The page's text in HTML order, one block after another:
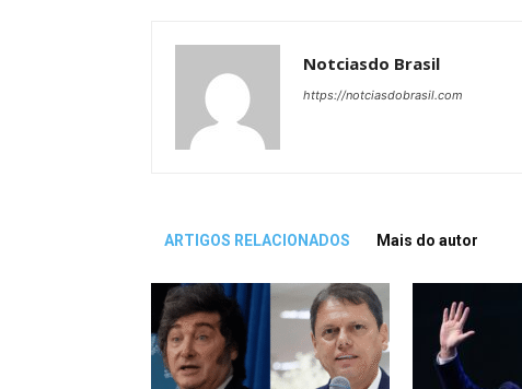
Notciasdo Brasil
https://notciasdobrasil.com
ARTIGOS RELACIONADOS Mais do autor